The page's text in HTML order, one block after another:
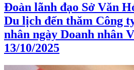
Đoàn lãnh đạo Sở Văn
Du lịch đến thăm Công
nhân ngày Doanh nhân
13/10/2025